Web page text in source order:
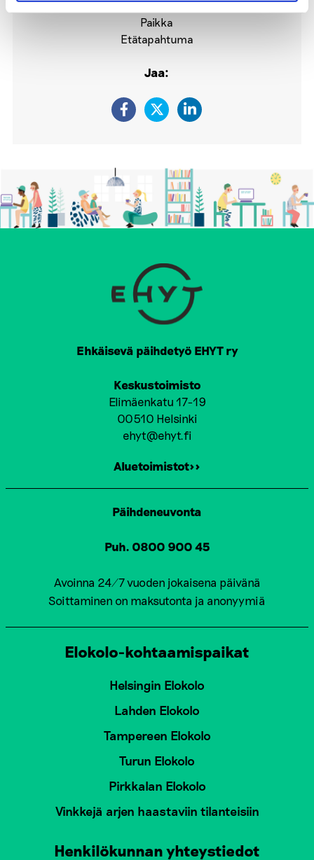
Paikka
Etätapahtuma
Jaa:
Ehkäisevä päihdetyö EHYT ry
Keskustoimisto
Elimäenkatu 17-19
00510 Helsinki
ehyt@ehyt.fi
Aluetoimistot>>
Päihdeneuvonta
Puh. 0800 900 45
Avoinna 24/7 vuoden jokaisena päivänä
Soittaminen on maksutonta ja anonyymiä
Elokolo-kohtaamispaikat
Helsingin Elokolo
Lahden Elokolo
Tampereen Elokolo
Turun Elokolo
Pirkkalan Elokolo
Vinkkejä arjen haastaviin tilanteisiin
Henkilökunnan yhteystiedot